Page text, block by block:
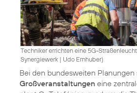
Techniker errichten eine 5G-
Synergiewerk | Udo Ernhuber)
Bei den bundesweiten Planungen
Großveranstaltungen eine